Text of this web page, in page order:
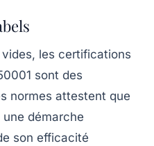
les certifications
sont des
normes attestent que
une démarche
son efficacité